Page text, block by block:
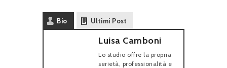
Bio Ultimi Post
Luisa Camboni
Lo studio offre la propria
serietà, professionalità e